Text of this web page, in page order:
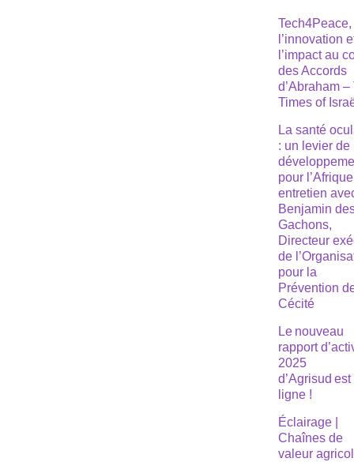
Tech4Peace,
l’innovation
l’impact au
des Accords
d’Abraham –
Times of
La santé
: un levier de
pour
entretien
Benjamin
Gachons,
Directeur
de
pour la
Prévention
Cécité
Le nouveau
rapport
2025
d’Agrisud
ligne !
Éclairage |
Chaînes de
valeur